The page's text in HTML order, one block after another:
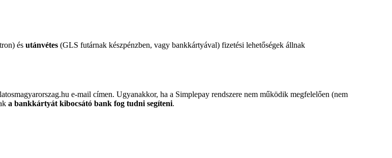
és utánvétes (GLS futárnak készpénzben, vagy bankkártyával) fizetési lehetőségek állnak
e-mail címen. Ugyanakkor, ha a Simplepay rendszere nem működik megfelelően (nem
a bankkártyát kibocsátó bank fog tudni segíteni.